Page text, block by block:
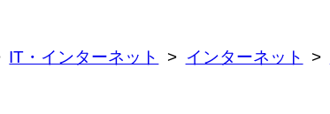
IT・インターネット インターネット